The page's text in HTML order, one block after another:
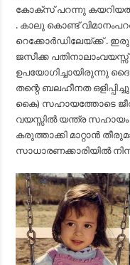
കോക്സ് പറന്നു കയറിയത്
. കാലു കൊണ്ട്
റെക്കോർഡിലേയ്ക്ക് .
ജസീക്ക
ഉപയോഗിച്ചായിരുന്നു
തന്റെ ബലഹീനത
കൈ) സഹായത്തോടെ
വയസ്സിൽ യന്ത്ര സഹായം
കരുത്താക്കി മാറ്റാൻ
സാധാരണക്കാരിയിൽ